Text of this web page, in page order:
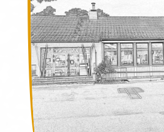
Klassen
Eltern
Elternmitwirkung
aktive Elternschaft
Nachmittag
Allgemeines
Team und Gruppen